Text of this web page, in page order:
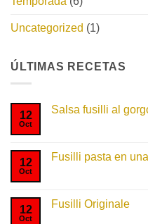
Uncategorized (1)
ÚLTIMAS RECETAS
12
Oct
Salsa fusilli al
en
Salsa
calabacines
12
Oct
Fusilli pasta en
en
Fusilli
12
Oct
Fusilli Originale